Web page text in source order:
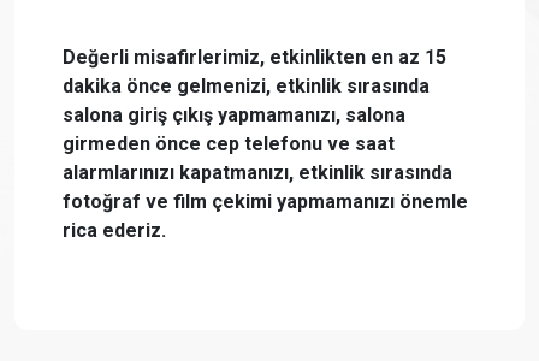
Değerli misafirlerimiz, etkinlikten en az 15
dakika önce gelmenizi, etkinlik sırasında
salona giriş çıkış yapmamanızı, salona
girmeden önce cep telefonu ve saat
alarmlarınızı kapatmanızı, etkinlik sırasında
fotoğraf ve film çekimi yapmamanızı önemle
rica ederiz.